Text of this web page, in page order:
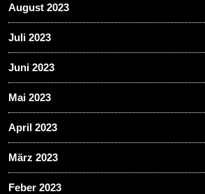
August 2023
Juli 2023
Juni 2023
Mai 2023
April 2023
März 2023
Feber 2023